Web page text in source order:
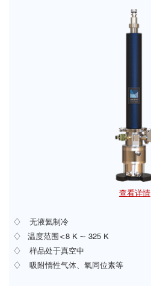
查看详情
♢ 无液氦制冷
♢ 温度范围<8 K ~ 325 K
♢ 样品处于真空中
♢ 吸附惰性气体、氧同位素等